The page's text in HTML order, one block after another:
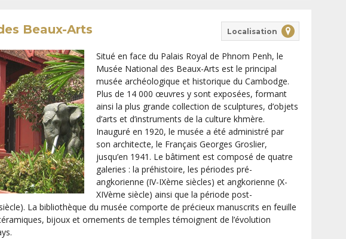
Beaux-Arts Localisation
Situé en face du Palais Royal de Phnom Penh, le
Musée National des Beaux-Arts est le principal
musée archéologique et historique du Cambodge.
Plus de 14 000 œuvres y sont exposées, formant
ainsi la plus grande collection de sculptures, d’objets
d’arts et d’instruments de la culture khmère.
Inauguré en 1920, le musée a été administré par
son architecte, le Français Georges Groslier,
jusqu’en 1941. Le bâtiment est composé de quatre
galeries : la préhistoire, les périodes pré-
angkorienne (IV-IXème siècles) et angkorienne (X-
XIVème siècle) ainsi que la période post-
La bibliothèque du musée comporte de précieux manuscrits en feuille
bijoux et ornements de temples témoignent de l’évolution